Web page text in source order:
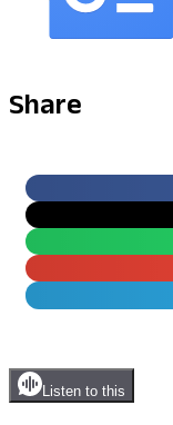
Share
Listen to this